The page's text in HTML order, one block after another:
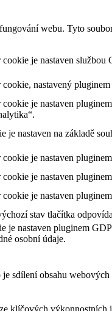
webu. Tyto
cookie je nastaven
cookie, nastavený
cookie je nastaven
je nastaven na základě
cookie je nastaven
cookie je nastaven
cookie je nastaven
stav tlačítka
je nastaven pluginem
osobní údaje.
sdílení obsahu
klíčových